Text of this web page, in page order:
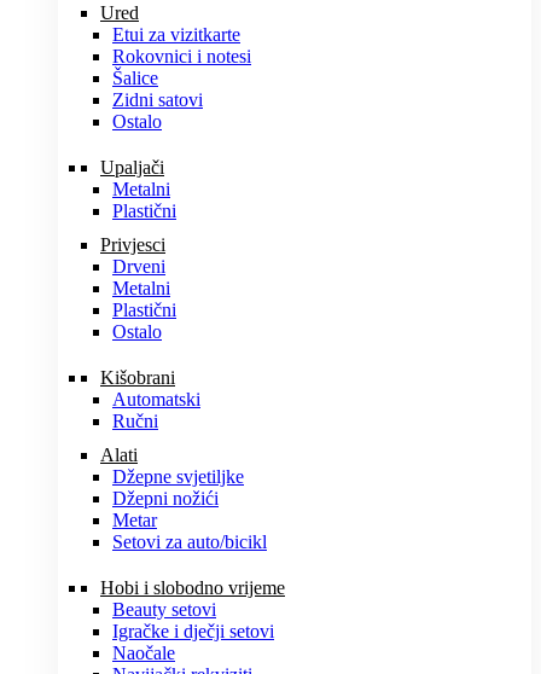
Ured
Etui za vizitkarte
Rokovnici i notesi
Šalice
Zidni satovi
Ostalo
Upaljači
Metalni
Plastični
Privjesci
Drveni
Metalni
Plastični
Ostalo
Kišobrani
Automatski
Ručni
Alati
Džepne svjetiljke
Džepni nožići
Metar
Setovi za auto/bicikl
Hobi i slobodno vrijeme
Beauty setovi
Igračke i dječji setovi
Naočale